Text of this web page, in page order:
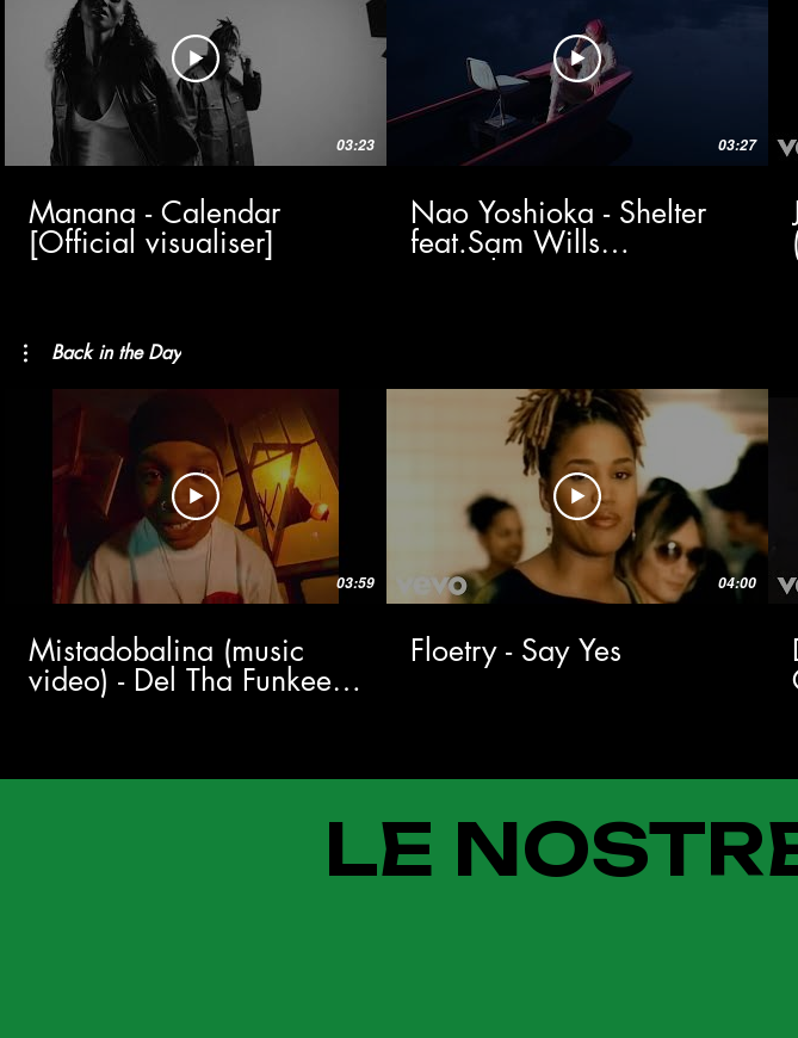
03:23
Manana - Calendar
[Official visualiser]
03:27
Nao Yoshioka - Shelter
feat.Sam Wills
(Visualizer)
Back in the Day
03:59
Mistadobalina (music
video) - Del Tha Funkee
Homosapien
04:00
Floetry - Say Yes
LE